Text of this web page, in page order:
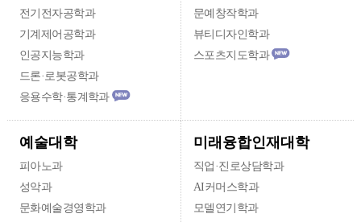
전기전자공학과
기계제어공학과
인공지능학과
드론·로봇공학과
응용수학·통계학과
문예창작학과
뷰티디자인학과
스포츠지도학과
예술대학
피아노과
성악과
문화예술경영학과
미래융합인재대학
직업·진로상담학과
AI커머스학과
모델연기학과